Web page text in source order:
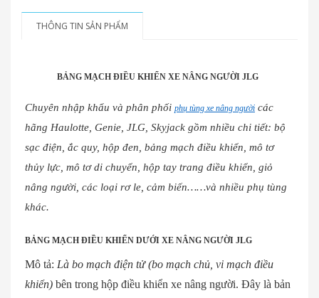
THÔNG TIN SẢN PHẨM
BẢNG MẠCH ĐIỀU KHIỂN XE NÂNG NGƯỜI JLG
Chuyên nhập khẩu và phân phối phụ tùng xe nâng người các
hãng Haulotte, Genie, JLG, Skyjack gồm nhiều chi tiết: bộ
sạc điện, ắc quy, hộp đen, bảng mạch điều khiển, mô tơ
thủy lực, mô tơ di chuyển, hộp tay trang điều khiển, giỏ
nâng người, các loại rơ le, cảm biến……và nhiều phụ tùng
khác.
BẢNG MẠCH ĐIỀU KHIỂN DƯỚI XE NÂNG NGƯỜI JLG
Mô tả: Là bo mạch điện tử (bo mạch chủ, vi mạch điều
khiển) bên trong hộp điều khiển xe nâng người. Đây là bản